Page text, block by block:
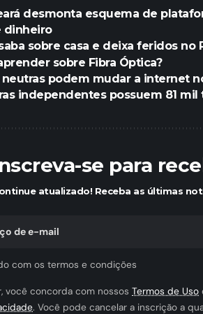
desmonta esquema de
dinheiro
sobre casa e deixa feridos no
sobre Fibra Óptica?
podem mudar a internet
independentes possuem 81
se para
atualizado! Receba as últimas
com os termos e condições
você concorda com nossos Termos de Uso
. Você pode cancelar a inscrição a